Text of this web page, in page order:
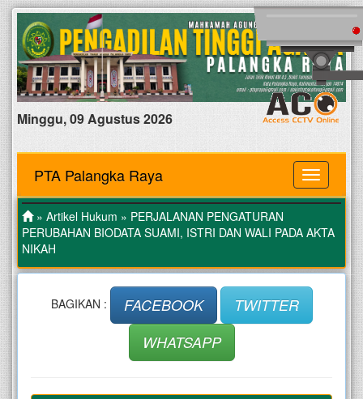
Minggu, 09 Agustus 2026
MENU
PTA Palangka Raya
» Artikel Hukum » PERJALANAN PENGATURAN
PERUBAHAN BIODATA SUAMI, ISTRI DAN WALI PADA AKTA
NIKAH
BAGIKAN : FACEBOOK
TWITTER
WHATSAPP